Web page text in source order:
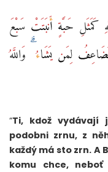
كَمَثَلِ حَبَّةٍ أَنبَتَتْ سَبْعَ
لِمَن يَشَاءُ ۗ وَاللَّهُ
“Ti, kdož vydávají
podobni zrnu, z
každý má sto zrn. A
komu chce, neboť